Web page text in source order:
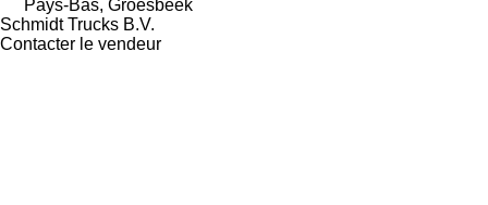
Pays-Bas, Groesbeek
Schmidt Trucks B.V.
Contacter le vendeur